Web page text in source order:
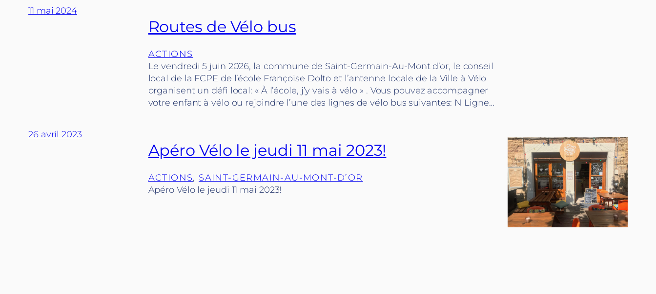
11 mai 2024
Routes de Vélo bus
ACTIONS
Le vendredi 5 juin 2026, la commune de Saint-Germain-Au-Mont d’or, le conseil
local de la FCPE de l’école Françoise Dolto et l’antenne locale de la Ville à Vélo
organisent un défi local: « À l’école, j’y vais à vélo » . Vous pouvez accompagner
votre enfant à vélo ou rejoindre l’une des lignes de vélo bus suivantes: N Ligne…
26 avril 2023
Apéro Vélo le jeudi 11 mai 2023!
ACTIONS, SAINT-GERMAIN-AU-MONT-D’OR
Apéro Vélo le jeudi 11 mai 2023!